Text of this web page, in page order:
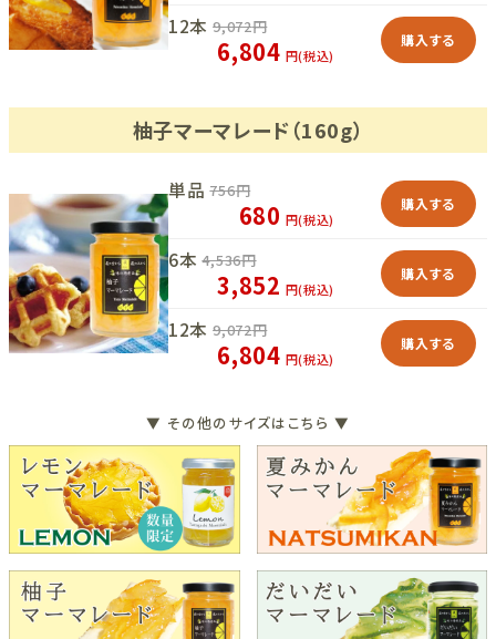
12本 9,072円
6,804 円(税込)
購入する
柚子マーマレード（160g）
単品 756円
680 円(税込)
購入する
6本 4,536円
3,852 円(税込)
購入する
12本 9,072円
6,804 円(税込)
購入する
▼ その他のサイズはこちら ▼